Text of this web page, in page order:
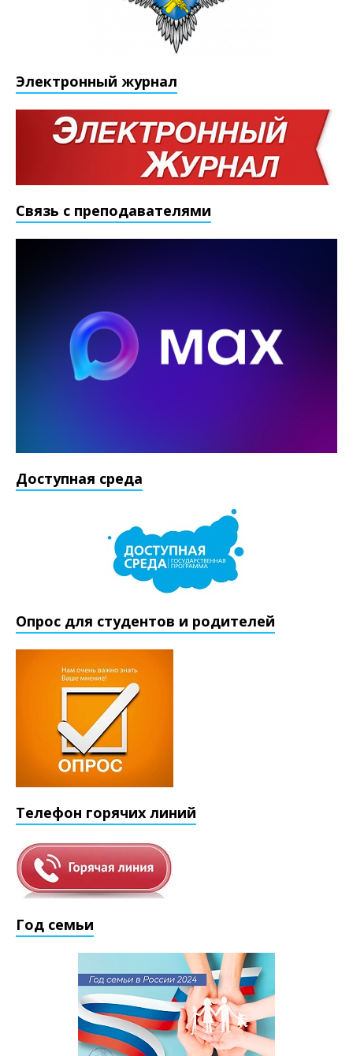
Электронный журнал
Связь с преподавателями
Доступная среда
Опрос для студентов и родителей
Телефон горячих линий
Год семьи